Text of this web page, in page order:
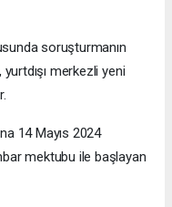
soruşturmanın
yurtdışı merkezli yeni
14 Mayıs 2024
mektubu ile başlayan